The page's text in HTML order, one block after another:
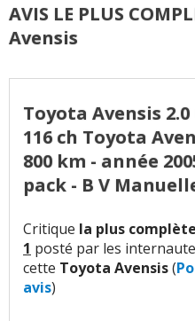
Consistance
Rayon de braquage:
Agrément :48
Poids: 1aime 6
Confort global:166
Confort des sièges
AVIS LE PLUS
Avensis
Toyota Avensis 2.0
116 ch Toyota
800 km - année
pack - B V
Critique la plus complète
1 posté par les
cette Toyota Avensis(
avis)